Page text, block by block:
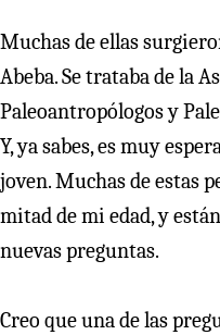
Muchas de ellas
Abeba. Se trataba de la
Paleoantropólogos y
Y, ya sabes, es muy
joven. Muchas de estas
mitad de mi edad, y
nuevas preguntas.
Creo que una de las